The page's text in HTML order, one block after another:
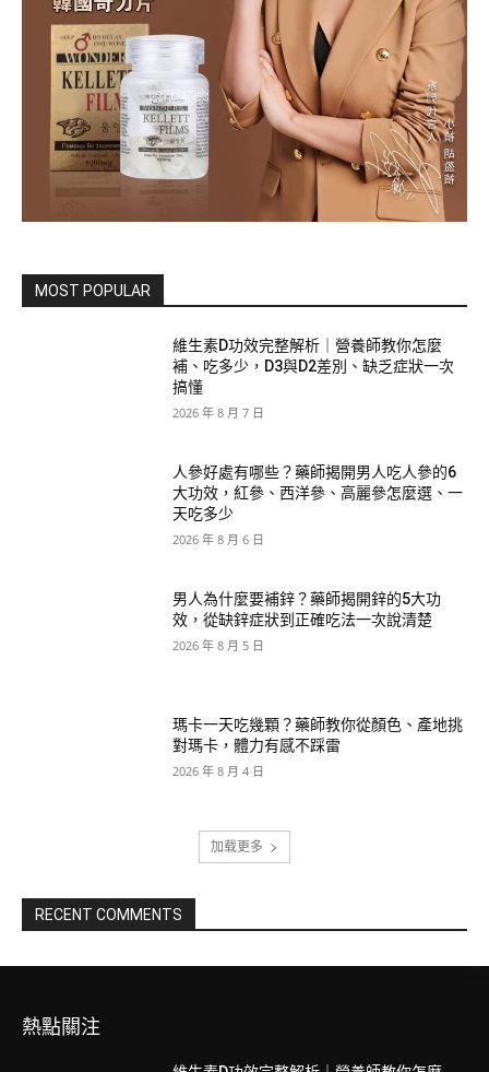
MOST POPULAR
維生素D功效完整解析｜營養師教你怎麼
補、吃多少，D3與D2差別、缺乏症狀一次
搞懂
2026 年 8 月 7 日
人參好處有哪些？藥師揭開男人吃人參的6
大功效，紅參、西洋參、高麗參怎麼選、一
天吃多少
2026 年 8 月 6 日
男人為什麼要補鋅？藥師揭開鋅的5大功
效，從缺鋅症狀到正確吃法一次說清楚
2026 年 8 月 5 日
瑪卡一天吃幾顆？藥師教你從顏色、產地挑
對瑪卡，體力有感不踩雷
2026 年 8 月 4 日
加载更多
RECENT COMMENTS
熱點關注